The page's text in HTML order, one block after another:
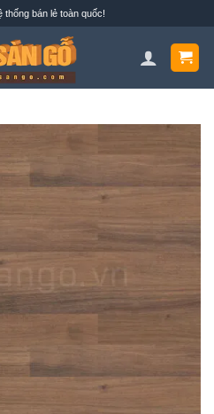
thống bán lẻ toàn quốc!